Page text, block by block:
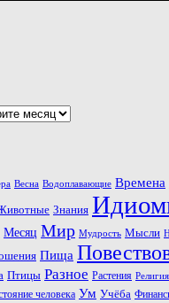
Весна Водоплавающие Времена
Знания
Месяц Мир Мудрость Мысли
Пища
Птицы Разное Растения Религия
человека Ум Учёба